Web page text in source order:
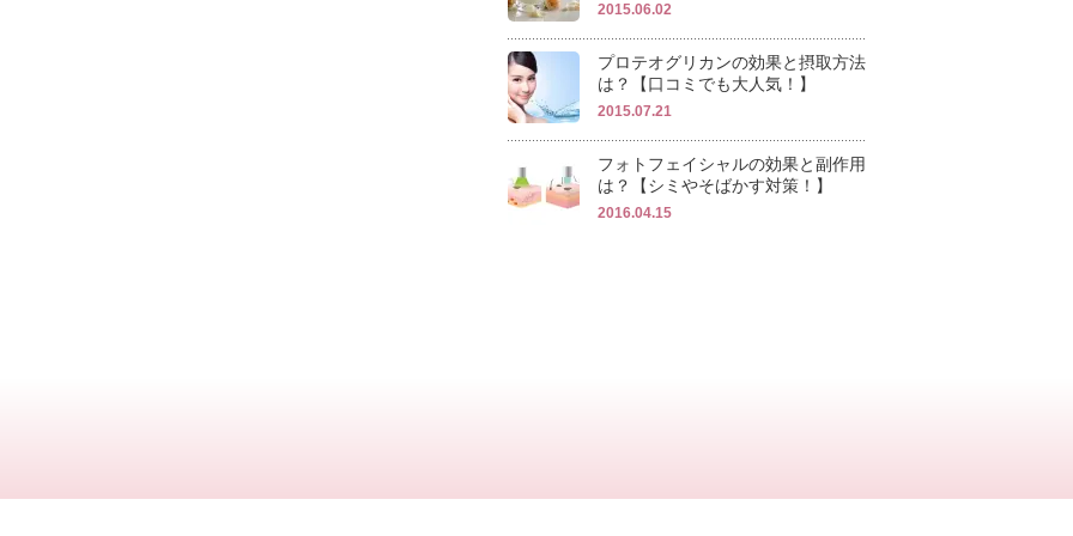
2015.06.02
プロテオグリカンの効果と摂取方法
は？【口コミでも大人気！】
2015.07.21
フォトフェイシャルの効果と副作用
は？【シミやそばかす対策！】
2016.04.15